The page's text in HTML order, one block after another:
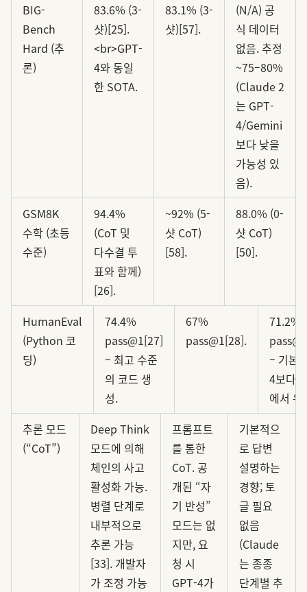
BIG-
Bench
Hard (추
론)
83.6% (3-
샷)[25].
<br>GPT-
4와 동일
한 SOTA.
83.1% (3-
샷)[57].
(N/A) 공
식 데이터
없음. 추정
~75–80%
(Claude 2
는 GPT-
4/Gemini
보다 낮을
가능성 있
음).
GSM8K
수학 (초등
수준)
94.4%
(CoT 및
다수결 투
표와 함께)
[26].
~92% (5-
샷 CoT)
[58].
88.0% (0-
샷 CoT)
[50].
HumanEval
(Python 코
딩)
74.4%
pass@1[27]
– 최고 수준
의 코드 생
성.
67%
pass@1[28].
71.2%
– 기본
4보다
에서 우
추론 모드
(“CoT”)
Deep Think
모드에 의해
체인의 사고
활성화 가능.
병렬 단계로
내부적으로
추론 가능
[33]. 개발자
가 조정 가능
프롬프트
를 통한
CoT. 공
개된 “자
기 반성”
모드는 없
지만, 요
청 시
GPT-4가
기본적으
로 답변
설명하는
경향; 토
글 필요
없음
(Claude
는 종종
단계별 추